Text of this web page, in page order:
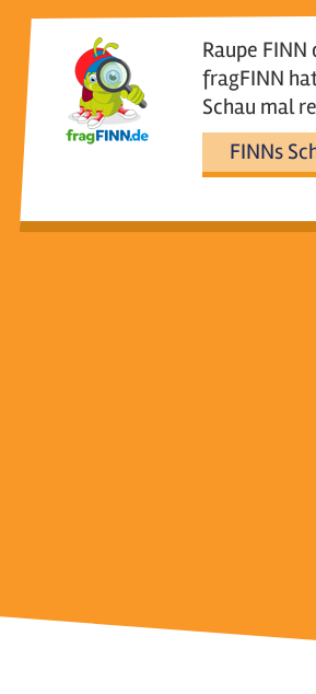
Raupe
fragFINN
Schau mal
FINNs